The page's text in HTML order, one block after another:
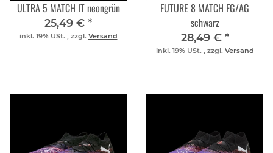
ULTRA 5 MATCH IT neongrün
25,49 € *
inkl. 19% USt. , zzgl. Versand
FUTURE 8 MATCH FG/AG
schwarz
28,49 € *
inkl. 19% USt. , zzgl. Versand